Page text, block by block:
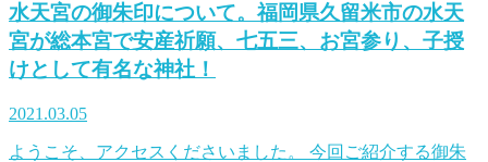
水天宮の御朱印について。福岡県久留米市の水天
宮が総本宮で安産祈願、七五三、お宮参り、子授
けとして有名な神社！
2021.03.05
ようこそ、アクセスくださいました。 今回ご紹介する御朱